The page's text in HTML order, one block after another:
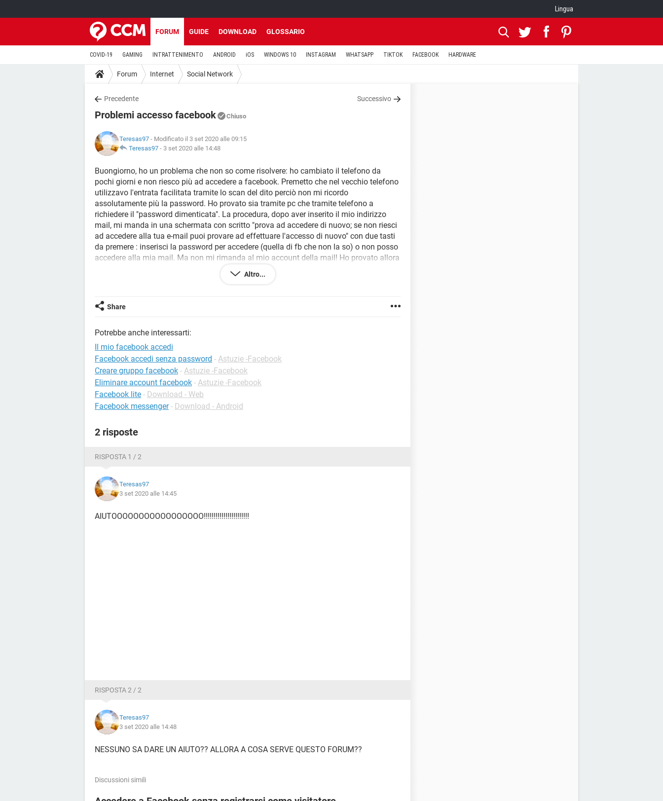
Lingua
FORUM GUIDE DOWNLOAD GLOSSARIO
COVID-19 GAMING INTRATTENIMENTO ANDROID iOS WINDOWS 10 INSTAGRAM WHATSAPP TIKTOK FACEBOOK HARDWARE
Forum Internet Social Network
Precedente Successivo
Problemi accesso facebook Chiuso
Teresas97 - Modificato il 3 set 2020 alle 09:15
Teresas97 - 3 set 2020 alle 14:48
Buongiorno, ho un problema che non so come risolvere: ho cambiato il telefono da
pochi giorni e non riesco più ad accedere a facebook. Premetto che nel vecchio telefono
utilizzavo l'entrata facilitata tramite lo scan del dito perciò non mi ricordo
assolutamente più la password. Ho provato sia tramite pc che tramite telefono a
richiedere il "password dimenticata". La procedura, dopo aver inserito il mio indirizzo
mail, mi manda in una schermata con scritto "prova ad accedere di nuovo; se non riesci
ad accedere alla tua e-mail puoi provare ad effettuare l'accesso di nuovo" con due tasti
da premere : inserisci la password per accedere (quella di fb che non la so) o non posso
accedere alla mia mail. Ma non mi rimanda al mio account della mail! Ho provato allora
(iphone) ho scritto il mio nome nel recupera password e nell'elenco di quelli che hanno il
nell'elenco" ho scritto il nome del mio amico che ho da quando mi sono iscritto su fb ma
dice che non esisto. Sono io che ho dei problemi o è facebook????
Grazie a chi mi risponderà
Altro...
Share
Potrebbe anche interessarti:
Il mio facebook accedi
Facebook accedi senza password - Astuzie -Facebook
Creare gruppo facebook - Astuzie -Facebook
Eliminare account facebook - Astuzie -Facebook
Facebook lite - Download - Web
Facebook messenger - Download - Android
2 risposte
RISPOSTA 1 / 2
Teresas97
3 set 2020 alle 14:45
AIUTOOOOOOOOOOOOOOOOO!!!!!!!!!!!!!!!!!!!!!!!
RISPOSTA 2 / 2
Teresas97
3 set 2020 alle 14:48
NESSUNO SA DARE UN AIUTO?? ALLORA A COSA SERVE QUESTO FORUM??
Discussioni simili